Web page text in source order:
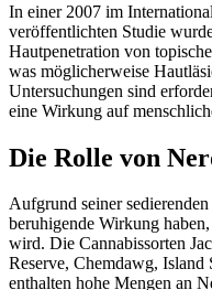
In einer 2007 im
veröffentlichten Studie
Hautpenetration von
was möglicherweise
Untersuchungen sind
eine Wirkung auf
Die Rolle von
Aufgrund seiner
beruhigende Wirkung
wird. Die Cannabissorten
Reserve, Chemdawg,
enthalten hohe Mengen an